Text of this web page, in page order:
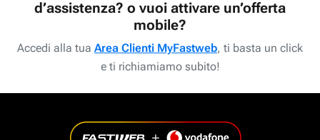
d’assistenza? o vuoi attivare un’offerta
mobile?
Accedi alla tua Area Clienti MyFastweb, ti basta un click
e ti richiamiamo subito!